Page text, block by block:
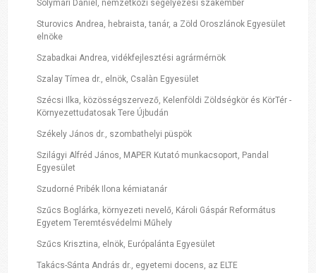
Solymári Dániel, nemzetközi segélyezési szakember
Sturovics Andrea, hebraista, tanár, a Zöld Oroszlánok Egyesület
elnöke
Szabadkai Andrea, vidékfejlesztési agrármérnök
Szalay Tímea dr., elnök, Csalàn Egyesület
Szécsi Ilka, közösségszervező, Kelenföldi Zöldségkör és KörTér -
Környezettudatosak Tere Újbudán
Székely János dr., szombathelyi püspök
Szilágyi Alfréd János, MAPER Kutató munkacsoport, Pandal
Egyesület
Szudorné Pribék Ilona kémiatanár
Szűcs Boglárka, környezeti nevelő, Károli Gáspár Református
Egyetem Teremtésvédelmi Műhely
Szűcs Krisztina, elnök, Európalánta Egyesület
Takács-Sánta András dr., egyetemi docens, az ELTE